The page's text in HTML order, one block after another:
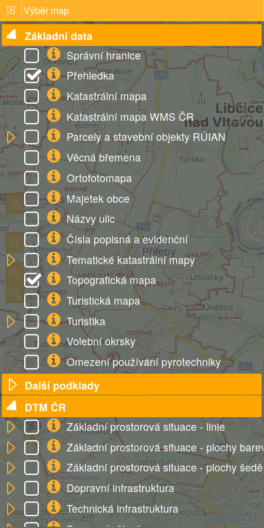
Nabídka
0
2
1:57143
km © Seznam.cz, a.s.
Výběr map
Základní data
Správní hranice
Přehledka
Katastrální mapa
Katastrální mapa WMS ČR
Parcely a stavební objekty RÚIAN
Věcná břemena
Ortofotomapa
Majetek obce
Názvy ulic
Čísla popisná a evidenční
Tematické katastrální mapy
Topografická mapa
Turistická mapa
Turistika
Volební okrsky
Omezení používání pyrotechniky
Další podklady
DTM ČR
Základní prostorová situace - linie
Základní prostorová situace - plochy
Základní prostorová situace - plochy šedě
Dopravní infrastruktura
Technická infrastruktura